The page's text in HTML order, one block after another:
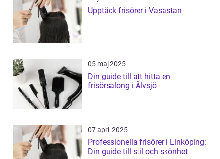
Upptäck frisörer i Vasastan
05 maj 2025
Din guide till att hitta en
frisörsalong i Älvsjö
07 april 2025
Professionella frisörer i Linköping:
Din guide till stil och skönhet